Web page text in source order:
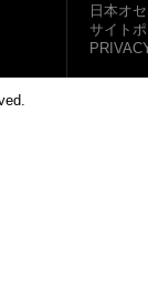
日本オ
サイト